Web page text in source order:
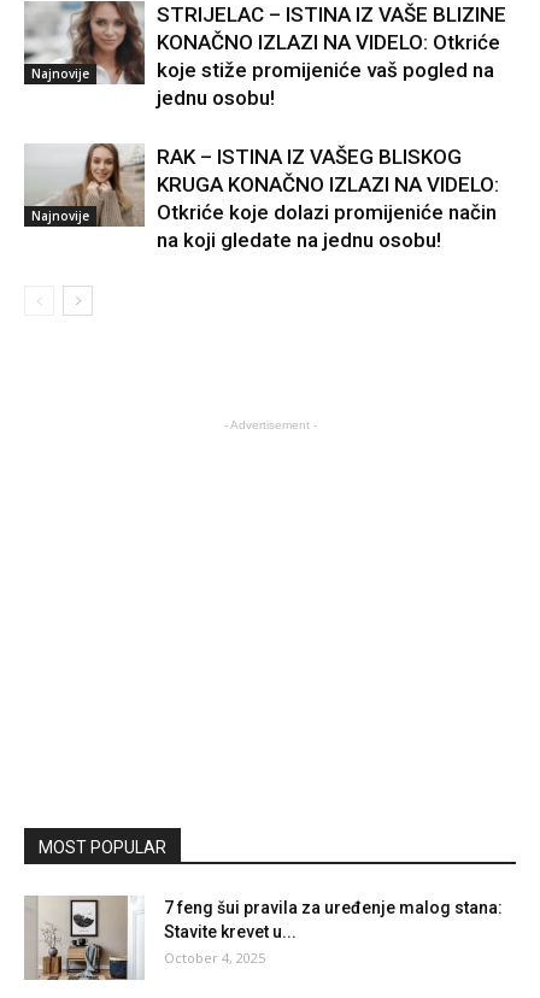
Najnovije
STRIJELAC – ISTINA IZ VAŠE BLIZINE
KONAČNO IZLAZI NA VIDELO: Otkriće
koje stiže promijeniće vaš pogled na
jednu osobu!
Najnovije
RAK – ISTINA IZ VAŠEG BLISKOG
KRUGA KONAČNO IZLAZI NA VIDELO:
Otkriće koje dolazi promijeniće način
na koji gledate na jednu osobu!
- Advertisement -
MOST POPULAR
7 feng šui pravila za uređenje malog stana:
Stavite krevet u...
October 4, 2025